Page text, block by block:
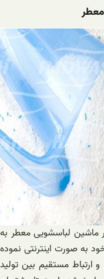
ماشین لباسشویی معطر به
به صورت اینترنتی نموده
ارتباط مستقیم بین تولید